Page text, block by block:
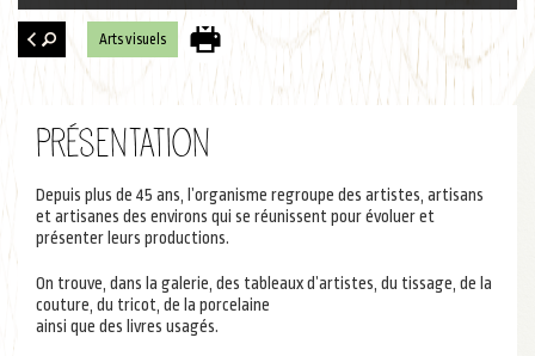
recherche
Arts visuels
Présentation
Depuis plus de 45 ans, l’organisme regroupe des artistes, artisans
et artisanes des environs qui se réunissent pour évoluer et
présenter leurs productions.
On trouve, dans la galerie, des tableaux d’artistes, du tissage, de la
couture, du tricot, de la porcelaine
ainsi que des livres usagés.